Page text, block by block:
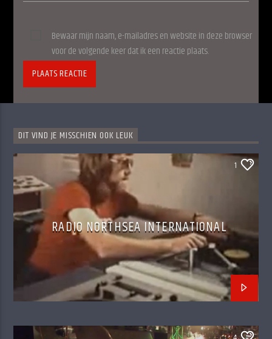
Bewaar mijn naam, e-mailadres en website in deze browser
voor de volgende keer dat ik een reactie plaats.
DIT VIND JE MISSCHIEN OOK LEUK
1
RADIO NORTHSEA INTERNATIONAL